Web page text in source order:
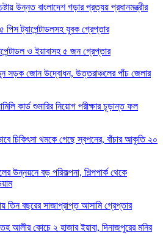
উন্নত বাংলাদেশ গড়ার প্রত্যয় প্রধানমন্ত্রীর
পিস ট্যাপেন্টাডলসহ যুবক গ্রেপ্তার
ও ইয়াবাসহ ৫ জন গ্রেপ্তার
সড়ক জোন উদ্বোধন, উত্তরাঞ্চলের পাঁচ জেলার
কার্ড শুমারির নিয়োগ পরীক্ষার চূড়ান্ত ফল
চিকিৎসা থমকে গেছে স্বপনের, বাঁচার আকুতি ২০
উন্নয়নে বড় পরিকল্পনা, শিল্পপার্ক থেকে
তিন বছরের সাজাপ্রাপ্ত আসামি গ্রেপ্তার
আলীর কোচে ২ হাজার ইয়াবা, দিনাজপুরের মনির